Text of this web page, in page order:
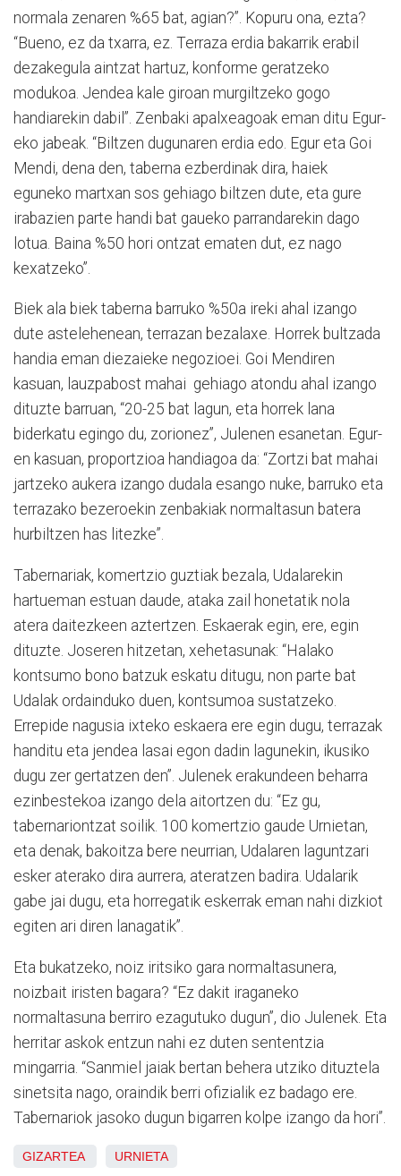
normala zenaren %65 bat, agian?”. Kopuru ona, ezta?
“Bueno, ez da txarra, ez. Terraza erdia bakarrik erabil
dezakegula aintzat hartuz, konforme geratzeko
modukoa. Jendea kale giroan murgiltzeko gogo
handiarekin dabil”. Zenbaki apalxeagoak eman ditu Egur-
eko jabeak. “Biltzen dugunaren erdia edo. Egur eta Goi
Mendi, dena den, taberna ezberdinak dira, haiek
eguneko martxan sos gehiago biltzen dute, eta gure
irabazien parte handi bat gaueko parrandarekin dago
lotua. Baina %50 hori ontzat ematen dut, ez nago
kexatzeko”.
Biek ala biek taberna barruko %50a ireki ahal izango
dute astelehenean, terrazan bezalaxe. Horrek bultzada
handia eman diezaieke negozioei. Goi Mendiren
kasuan, lauzpabost mahai gehiago atondu ahal izango
dituzte barruan, “20-25 bat lagun, eta horrek lana
biderkatu egingo du, zorionez”, Julenen esanetan. Egur-
en kasuan, proportzioa handiagoa da: “Zortzi bat mahai
jartzeko aukera izango dudala esango nuke, barruko eta
terrazako bezeroekin zenbakiak normaltasun batera
hurbiltzen has litezke”.
Tabernariak, komertzio guztiak bezala, Udalarekin
hartueman estuan daude, ataka zail honetatik nola
atera daitezkeen aztertzen. Eskaerak egin, ere, egin
dituzte. Joseren hitzetan, xehetasunak: “Halako
kontsumo bono batzuk eskatu ditugu, non parte bat
Udalak ordainduko duen, kontsumoa sustatzeko.
Errepide nagusia ixteko eskaera ere egin dugu, terrazak
handitu eta jendea lasai egon dadin lagunekin, ikusiko
dugu zer gertatzen den”. Julenek erakundeen beharra
ezinbestekoa izango dela aitortzen du: “Ez gu,
tabernariontzat soilik. 100 komertzio gaude Urnietan,
eta denak, bakoitza bere neurrian, Udalaren laguntzari
esker aterako dira aurrera, ateratzen badira. Udalarik
gabe jai dugu, eta horregatik eskerrak eman nahi dizkiot
egiten ari diren lanagatik”.
Eta bukatzeko, noiz iritsiko gara normaltasunera,
noizbait iristen bagara? “Ez dakit iraganeko
normaltasuna berriro ezagutuko dugun”, dio Julenek. Eta
herritar askok entzun nahi ez duten sententzia
mingarria. “Sanmiel jaiak bertan behera utziko dituztela
sinetsita nago, oraindik berri ofizialik ez badago ere.
Tabernariok jasoko dugun bigarren kolpe izango da hori”.
GIZARTEA URNIETA